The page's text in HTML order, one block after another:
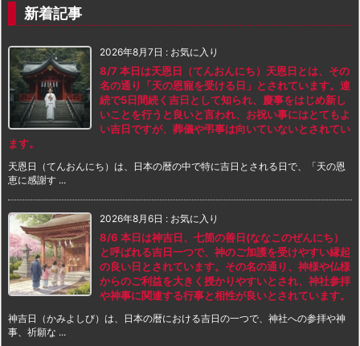
新着記事
2026年8月7日 : お気に入り
8/7 本日は天恩日（てんおんにち）天恩日とは、その
名の通り「天の恩寵を受ける日」とされています。連
続で5日間続く吉日として知られ、慶事をはじめ新し
いことを行うと良いと言われ、お祝い事にはとてもよ
い吉日ですが、葬儀や弔事は向いていないとされてい
ます。
天恩日（てんおんにち）は、日本の暦の中で特に吉日とされる日で、「天の恩
恵に感謝す ...
2026年8月6日 : お気に入り
8/6 本日は神吉日、七箇の善日(ななこのぜんにち）
と呼ばれる吉日一つで、神のご加護を受けやすい縁起
の良い日とされています。その名の通り、神様や仏様
からのご利益を大きく授かりやすいとされ、神社参拝
や神事に関連する行事と相性が良いとされています。
神吉日（かみよしび）は、日本の暦における吉日の一つで、神社への参拝や神
事、祈願な ...